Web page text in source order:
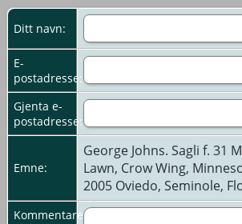
Ditt navn:
E-
postadresse:
Gjenta e-
postadresse:
Emne:
George Johns. Sagli f. 31
Lawn, Crow Wing,
2005 Oviedo, Seminole,
Kommentarer: